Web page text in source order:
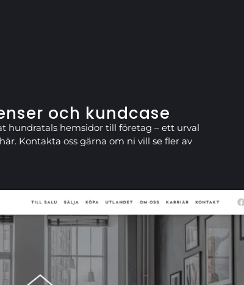
och kundcase
hundratals hemsidor till företag – ett urval
Kontakta oss gärna om ni vill se fler av